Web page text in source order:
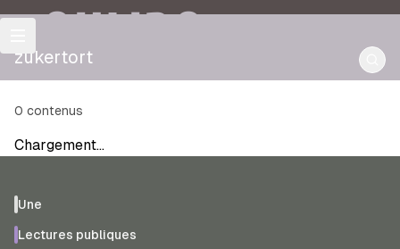
OULIPO
zukertort
0 contenus
Chargement…
Une
Lectures publiques